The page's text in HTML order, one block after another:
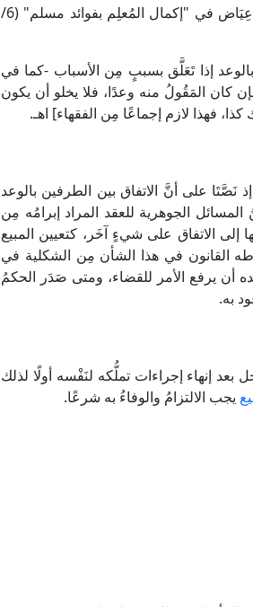
وفي الحديث دلالة واضحة على وجوب الوفاء بالعهد، كما قال القاضي عِيَاض في "إكمال المُعلِم بفوائد مسلم" (6/
إذا تَعَلَّق بسببٍ مِن الأسباب -كما في
دار الكتب العلمية): [فإن كان المَقُولُ منه وعدًا، فلا يخلو أن يكون
فهذا لازم إجماعًا مِن الفقهاء] اهـ.
جرى القانون المدني المصري في مادتيه رقم (101) و(102)، إذ نَصَّتَا على أنَّ الاتفاق بين الطرفين بالوعد
الجوهرية للعقد المراد إبرامُه مِن
إلى الاتفاق على شيءٍ آخَر، كتعيين المبيع
القانون في هذا الشأن مِن الشكلية في
أن يرفع الأمر للقضاء، ومتى صَدَر الحكمُ
به.
إنهاء إجراءات تملُّكه لنَفْسه أولًا لذلك
يجب الالتزامُ والوفاءُ به شرعًا.